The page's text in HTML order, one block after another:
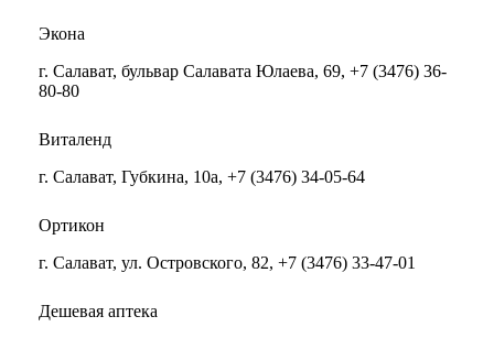
Экона
г. Салават, бульвар Салавата Юлаева, 69, +7 (3476) 36-
80-80
Виталенд
г. Салават, Губкина, 10а, +7 (3476) 34-05-64
Ортикон
г. Салават, ул. Островского, 82, +7 (3476) 33-47-01
Дешевая аптека